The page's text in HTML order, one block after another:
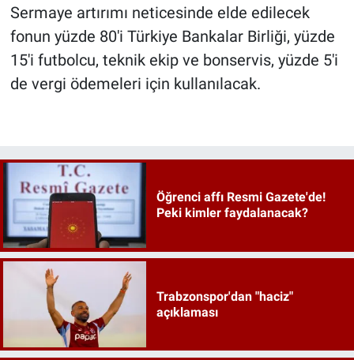
Sermaye artırımı neticesinde elde edilecek
fonun yüzde 80'i Türkiye Bankalar Birliği, yüzde
15'i futbolcu, teknik ekip ve bonservis, yüzde 5'i
de vergi ödemeleri için kullanılacak.
Öğrenci affı Resmi Gazete'de!
Peki kimler faydalanacak?
Trabzonspor'dan "haciz"
açıklaması